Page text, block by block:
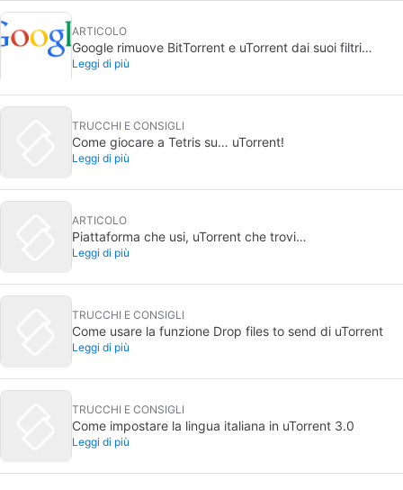
ARTICOLO
Google rimuove BitTorrent e uTorrent dai suoi filtri
antipirateria
Leggi di più
TRUCCHI E CONSIGLI
Come giocare a Tetris su… uTorrent!
Leggi di più
ARTICOLO
Piattaforma che usi, uTorrent che trovi…
Leggi di più
TRUCCHI E CONSIGLI
Come usare la funzione Drop files to send di uTorrent
Leggi di più
TRUCCHI E CONSIGLI
Come impostare la lingua italiana in uTorrent 3.0
Leggi di più